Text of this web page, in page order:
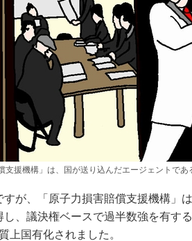
支援機構」は、国が送り込んだエージェントであ
が、「原子力損害賠償支援機構」
、議決権ベースで過半数強を有す
上国有化されました。